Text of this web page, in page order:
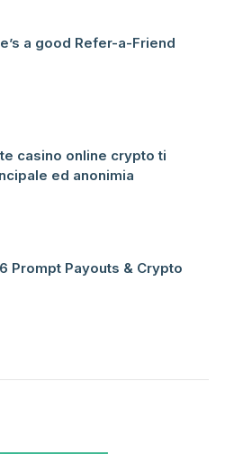
a good Refer-a-Friend
casino online crypto ti
ed anonimia
Prompt Payouts & Crypto